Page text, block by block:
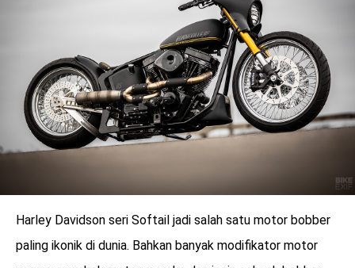
Harley Davidson seri Softail jadi salah satu motor bobber
paling ikonik di dunia. Bahkan banyak modifikator motor